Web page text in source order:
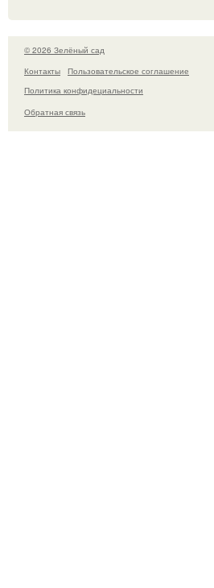
© 2026 Зелёный сад
Контакты
Пользовательское соглашение
Политика конфидециальности
Обратная связь